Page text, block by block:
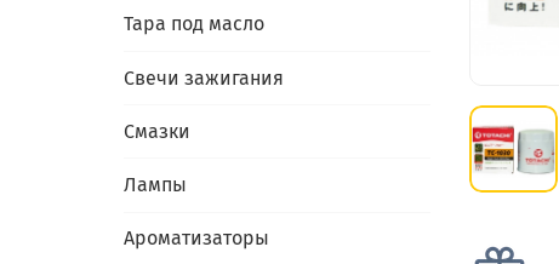
Тара под масло
Свечи зажигания
Смазки
Лампы
Ароматизаторы